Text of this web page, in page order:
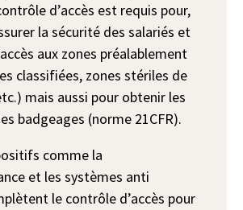
d’accès est requis pour,
la sécurité des salariés et
aux zones préalablement
classifiées, zones stériles de
mais aussi pour obtenir les
badgeages (norme 21CFR).
comme la
et les systèmes anti
le contrôle d’accès pour